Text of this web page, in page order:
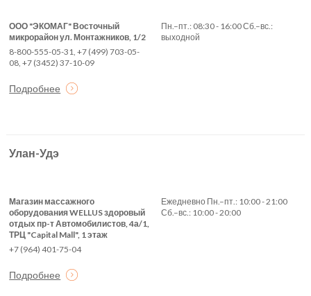
ООО "ЭКОМАГ" Восточный
микрорайон ул. Монтажников, 1/2
8-800-555-05-31, +7 (499) 703-05-
08, +7 (3452) 37-10-09
Подробнее
Пн.–пт.: 08:30 - 16:00 Сб.–вс.:
выходной
Улан-Удэ
Магазин массажного
оборудования WELLUS здоровый
отдых пр-т Автомобилистов, 4а/1,
ТРЦ "Capital Mall", 1 этаж
+7 (964) 401-75-04
Подробнее
Ежедневно Пн.–пт.: 10:00 - 21:00
Сб.–вс.: 10:00 - 20:00